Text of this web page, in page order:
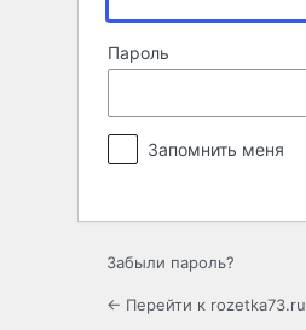
Пароль
Запомнить меня
Забыли пароль?
← Перейти к rozetka73.ru